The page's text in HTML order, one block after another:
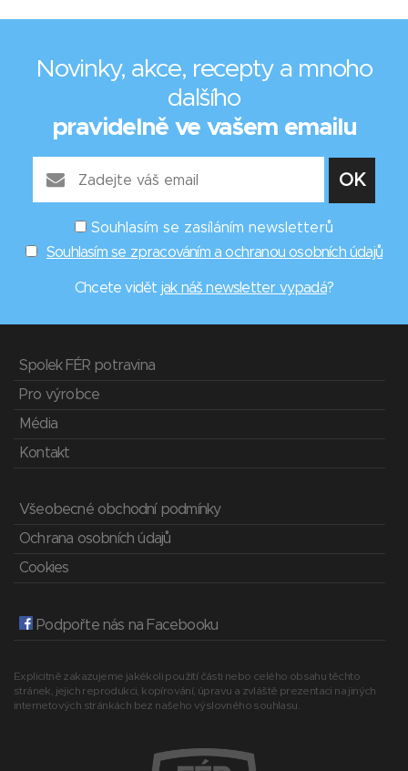
Novinky, akce, recepty a mnoho
dalšího
pravidelně ve vašem emailu
Souhlasím se zasíláním newsletterů
Souhlasím se zpracováním a ochranou osobních údajů
Chcete vidět jak náš newsletter vypadá?
Spolek FÉR potravina
Pro výrobce
Média
Kontakt
Všeobecné obchodní podmínky
Ochrana osobních údajů
Cookies
Podpořte nás na Facebooku
Explicitně zakazujeme jakékoli použití části nebo celého obsahu těchto
stránek, jejich reprodukci, kopírování, úpravu a zvláště prezentaci na jiných
internetových stránkách bez našeho výslovného souhlasu.